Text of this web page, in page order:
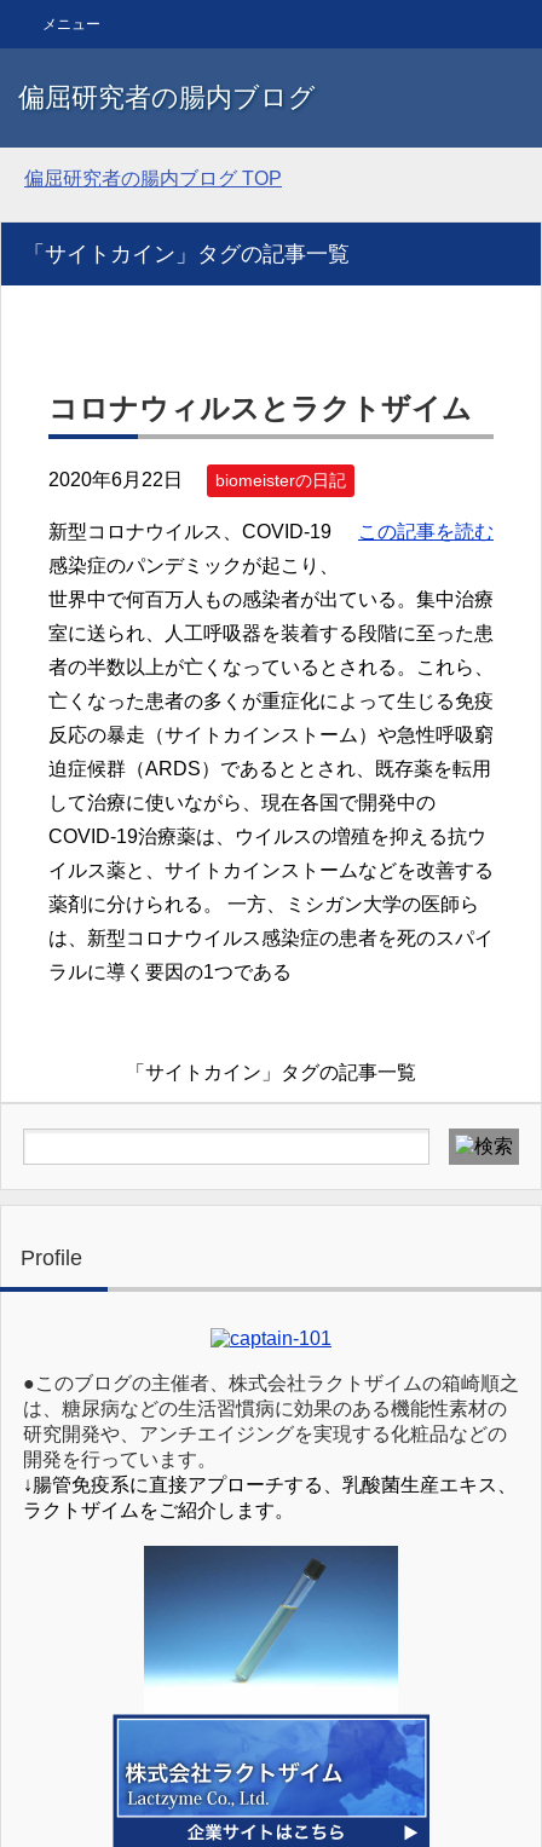
偏屈研究者の腸内ブログ
メニュー
偏屈研究者の腸内ブログ TOP
「サイトカイン」タグの記事一覧
コロナウィルスとラクトザイム
2020年6月22日 biomeisterの日記
この記事を読む
新型コロナウイルス、COVID-19
感染症のパンデミックが起こり、
世界中で何百万人もの感染者が出ている。集中治療
室に送られ、人工呼吸器を装着する段階に至った患
者の半数以上が亡くなっているとされる。これら、
亡くなった患者の多くが重症化によって生じる免疫
反応の暴走（サイトカインストーム）や急性呼吸窮
迫症候群（ARDS）であるととされ、既存薬を転用
して治療に使いながら、現在各国で開発中の
COVID-19治療薬は、ウイルスの増殖を抑える抗ウ
イルス薬と、サイトカインストームなどを改善する
薬剤に分けられる。 一方、ミシガン大学の医師ら
は、新型コロナウイルス感染症の患者を死のスパイ
ラルに導く要因の1つである
「サイトカイン」タグの記事一覧
Profile
●このブログの主催者、株式会社ラクトザイムの箱崎順之
は、糖尿病などの生活習慣病に効果のある機能性素材の
研究開発や、アンチエイジングを実現する化粧品などの
開発を行っています。
↓腸管免疫系に直接アプローチする、乳酸菌生産エキス、
ラクトザイムをご紹介します。